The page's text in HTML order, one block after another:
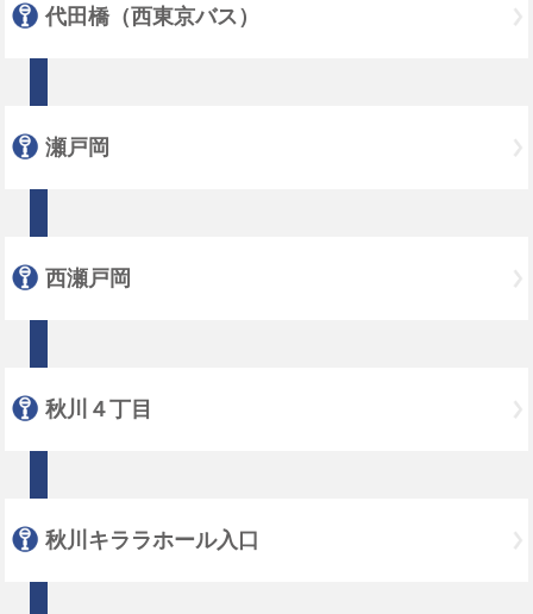
代田橋（西東京バス）
瀬戸岡
西瀬戸岡
秋川４丁目
秋川キララホール入口